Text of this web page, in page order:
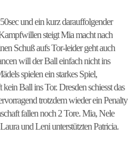
und ein kurz darauffolgender
steigt Mia macht nach
Schuß aufs Tor-leider geht auch
will der Ball einfach nicht ins
spielen ein starkes Spiel,
Ball ins Tor. Dresden schiesst das
trotzdem wieder ein Penalty
fallen noch 2 Tore. Mia, Nele
und Leni unterstützten Patricia.